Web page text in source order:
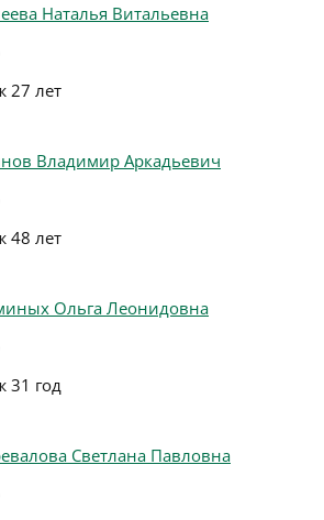
Наталья Витальевна
27 лет
Владимир Аркадьевич
48 лет
Ольга Леонидовна
31 год
Светлана Павловна